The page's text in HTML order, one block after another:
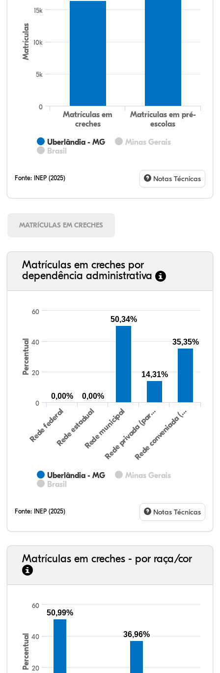
Matrículas
Uberlândia - MG
Minas Gerais
Brasil
Matrículas em
creches
Matrículas em pré-
escolas
0
5k
10k
15k
Fonte: INEP (2025) Notas Técnicas
MATRÍCULAS EM CRECHES
Matrículas em creches por
dependência administrativa
Percentual
Uberlândia - MG
Minas Gerais
Brasil
Rede federalRede estadualRede municipal
Rede privada (par…Rede conveniada (…
0
20
40
60
0,00% 0,00%
50,34%
14,31%
35,35%
Fonte: INEP (2025) Notas Técnicas
Matrículas em creches - por raça/cor
Percentual 20
40
60
50,99%
36,96%
32,57%
11,01%
0,59%
53,62%
0,23%
1,98%
33,06%
7,95%
0,46%
55,81%
1,22%
1,50%